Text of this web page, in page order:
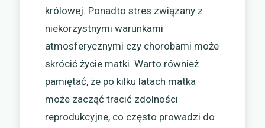
królowej. Ponadto stres związany z
niekorzystnymi warunkami
atmosferycznymi czy chorobami może
skrócić życie matki. Warto również
pamiętać, że po kilku latach matka
może zacząć tracić zdolności
reprodukcyjne, co często prowadzi do